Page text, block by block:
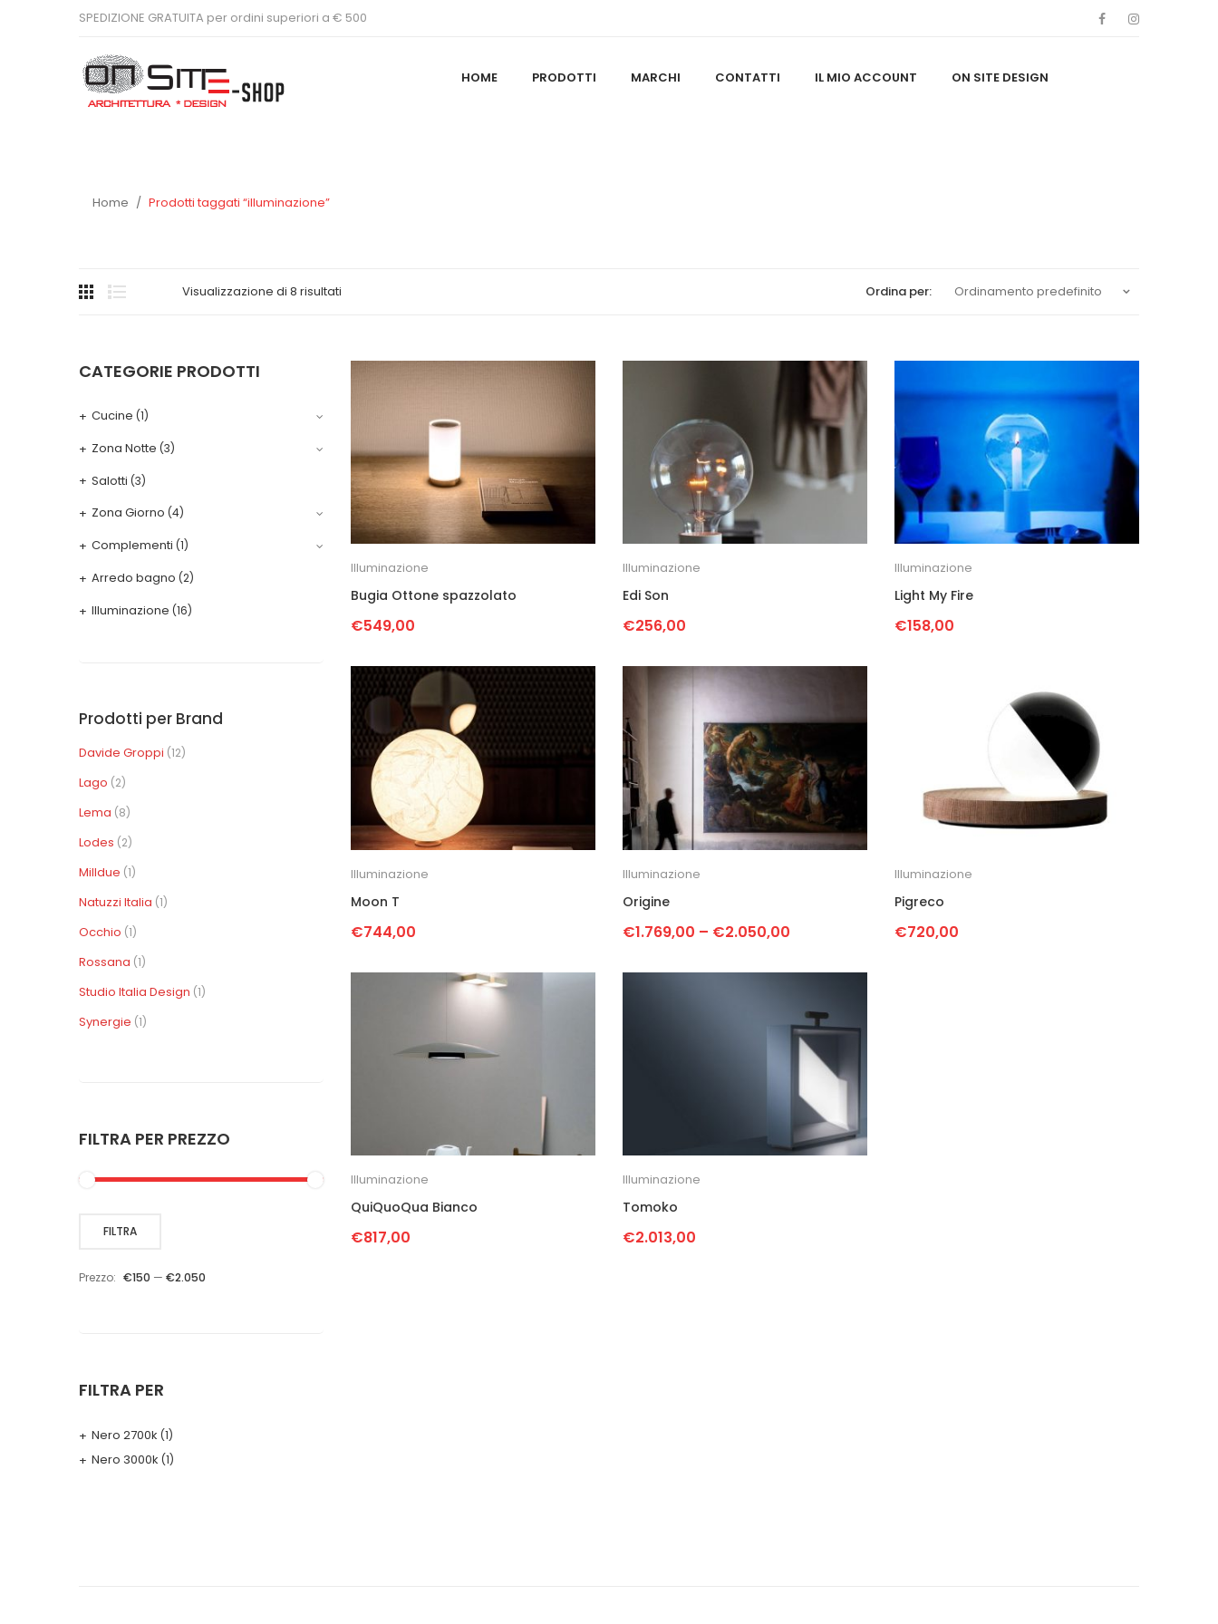
SPEDIZIONE GRATUITA per ordini superiori a € 500
HOME PRODOTTI MARCHI CONTATTI IL MIO ACCOUNT ON SITE DESIGN
Home / Prodotti taggati “illuminazione”
Visualizzazione di 8 risultati Ordina per: Ordinamento predefinito
Illuminazione
Bugia Ottone spazzolato
€549,00
Illuminazione
Edi Son
€256,00
Illuminazione
Light My Fire
€158,00
Illuminazione
Moon T
€744,00
Illuminazione
Origine
€1.769,00 – €2.050,00
Illuminazione
Pigreco
€720,00
Illuminazione
QuiQuoQua Bianco
€817,00
Illuminazione
Tomoko
€2.013,00
CATEGORIE PRODOTTI
Cucine (1)
Zona Notte (3)
Salotti (3)
Zona Giorno (4)
Complementi (1)
Arredo bagno (2)
Illuminazione (16)
Prodotti per Brand
Davide Groppi (12)
Lago (2)
Lema (8)
Lodes (2)
Milldue (1)
Natuzzi Italia (1)
Occhio (1)
Rossana (1)
Studio Italia Design (1)
Synergie (1)
FILTRA PER PREZZO
FILTRA
Prezzo: €150 — €2.050
FILTRA PER
Nero 2700k (1)
Nero 3000k (1)